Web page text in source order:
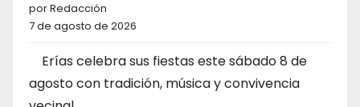
por Redacción
7 de agosto de 2026
Erías celebra sus fiestas este sábado 8 de
agosto con tradición, música y convivencia